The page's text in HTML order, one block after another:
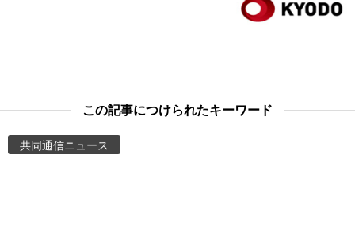
スポーツ・東京2020
Images
この記事につけられたキーワード
共同通信ニュース